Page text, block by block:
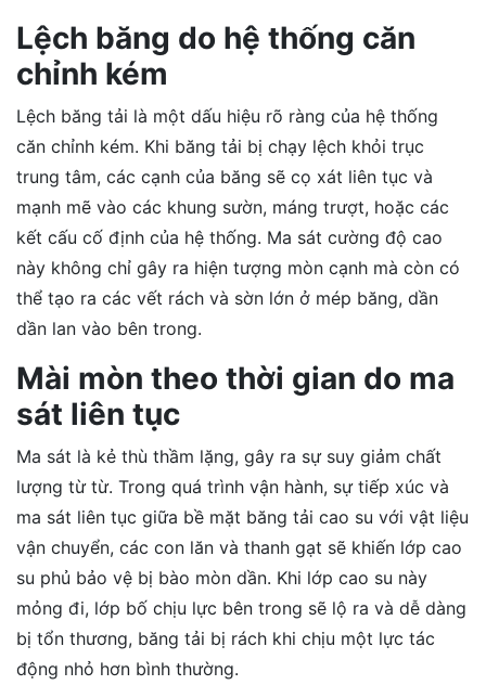
Lệch băng do hệ thống căn
chỉnh kém
Lệch băng tải là một dấu hiệu rõ ràng của hệ thống
căn chỉnh kém. Khi băng tải bị chạy lệch khỏi trục
trung tâm, các cạnh của băng sẽ cọ xát liên tục và
mạnh mẽ vào các khung sườn, máng trượt, hoặc các
kết cấu cố định của hệ thống. Ma sát cường độ cao
này không chỉ gây ra hiện tượng mòn cạnh mà còn có
thể tạo ra các vết rách và sờn lớn ở mép băng, dần
dần lan vào bên trong.
Mài mòn theo thời gian do ma
sát liên tục
Ma sát là kẻ thù thầm lặng, gây ra sự suy giảm chất
lượng từ từ. Trong quá trình vận hành, sự tiếp xúc và
ma sát liên tục giữa bề mặt băng tải cao su với vật liệu
vận chuyển, các con lăn và thanh gạt sẽ khiến lớp cao
su phủ bảo vệ bị bào mòn dần. Khi lớp cao su này
mỏng đi, lớp bố chịu lực bên trong sẽ lộ ra và dễ dàng
bị tổn thương, băng tải bị rách khi chịu một lực tác
động nhỏ hơn bình thường.